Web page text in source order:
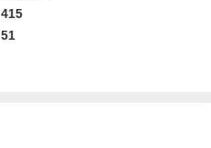
415
51